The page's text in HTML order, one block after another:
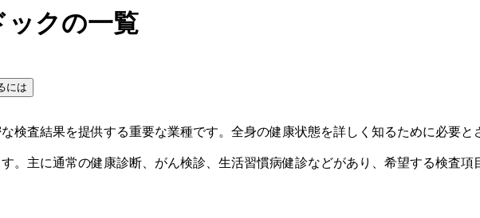
ックの一覧
には
検査結果を提供する重要な業種です。全身の健康状態を詳しく知るために必要
。主に通常の健康診断、がん検診、生活習慣病健診などがあり、希望する検査